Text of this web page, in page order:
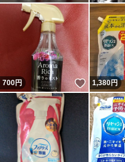
700円 いいね！
1,380円